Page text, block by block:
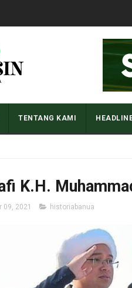
TENTANG KAMI
K.H.
09, 2021 historiabanua